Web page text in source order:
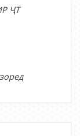
ҶТ
дар
ОИД
БА